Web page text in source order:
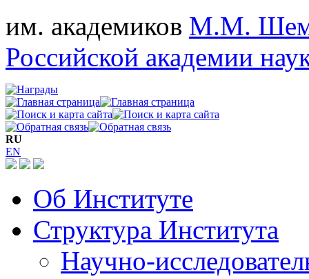
им. академиков М.М.
Российской академии
RU
EN
Об Институте
Структура Института
Научно-